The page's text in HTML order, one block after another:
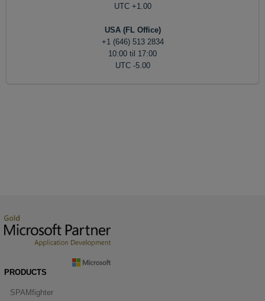
UTC +1.00
USA (FL Office)
+1 (646) 513 2834
10:00 til 17:00
UTC -5.00
PRODUCTS
SPAMfighter